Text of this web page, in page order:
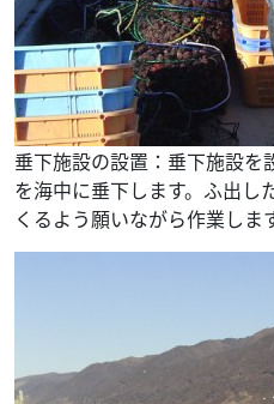
垂下施設の設置：垂下施設を
を海中に垂下します。ふ出し
くるよう願いながら作業しま